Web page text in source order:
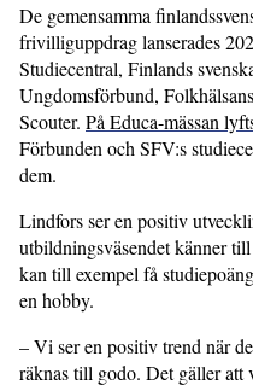
De gemensamma
frivilliguppdrag lanserades
Studiecentral, Finlands
Ungdomsförbund,
Scouter. På Educa-mässan
Förbunden och SFV:s
dem.
Lindfors ser en positiv
utbildningsväsendet känner
kan till exempel få
en hobby.
– Vi ser en positiv trend när
räknas till godo. Det gäller att